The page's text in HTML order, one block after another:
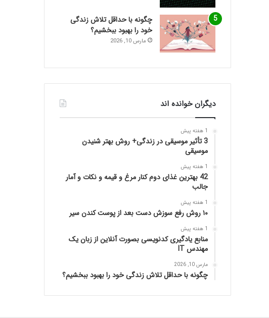
چگونه با حداقل تلاش زندگی
خود را بهبود ببخشیم؟
مارس 10, 2026
دیگران خوانده اند
1 هفته پیش
3 تأثیر موسیقی در زندگی+ روش بهتر شنیدن
موسیقی
1 هفته پیش
42 بهترین غذای دوم کنار مرغ و قیمه و نکات و آمار
جالب
1 هفته پیش
۱۰ روش رفع سوزش دست بعد از پوست کندن سیر
1 هفته پیش
منابع یادگیری کدنویسی بصورت آنلاین از زبان یک
مهندس IT
مارس 10, 2026
چگونه با حداقل تلاش زندگی خود را بهبود ببخشیم؟